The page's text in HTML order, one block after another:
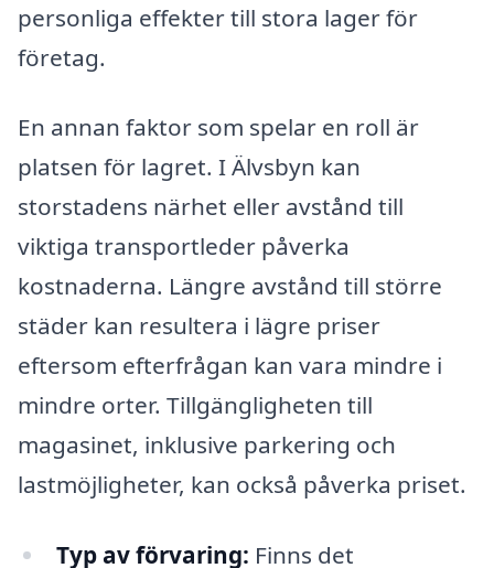
personliga effekter till stora lager för
företag.
En annan faktor som spelar en roll är
platsen för lagret. I Älvsbyn kan
storstadens närhet eller avstånd till
viktiga transportleder påverka
kostnaderna. Längre avstånd till större
städer kan resultera i lägre priser
eftersom efterfrågan kan vara mindre i
mindre orter. Tillgängligheten till
magasinet, inklusive parkering och
lastmöjligheter, kan också påverka priset.
Typ av förvaring: Finns det